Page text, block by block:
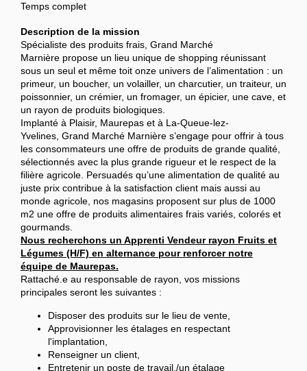
Temps complet
Description de la mission
Spécialiste des produits frais, Grand Marché
Marnière propose un lieu unique de shopping réunissant
sous un seul et même toit onze univers de l’alimentation : un
primeur, un boucher, un volailler, un charcutier, un traiteur, un
poissonnier, un crémier, un fromager, un épicier, une cave, et
un rayon de produits biologiques.
Implanté à Plaisir, Maurepas et à La-Queue-lez-
Yvelines, Grand Marché Marnière s’engage pour offrir à tous
les consommateurs une offre de produits de grande qualité,
sélectionnés avec la plus grande rigueur et le respect de la
filière agricole. Persuadés qu’une alimentation de qualité au
juste prix contribue à la satisfaction client mais aussi au
monde agricole, nos magasins proposent sur plus de 1000
m2 une offre de produits alimentaires frais variés, colorés et
gourmands.
Nous recherchons un Apprenti Vendeur rayon Fruits et
Légumes (H/F) en alternance pour renforcer notre
équipe de Maurepas.
Rattaché.e au responsable de rayon, vos missions
principales seront les suivantes :
Disposer des produits sur le lieu de vente,
Approvisionner les étalages en respectant
l'implantation,
Renseigner un client,
Entretenir un poste de travail,/un étalage